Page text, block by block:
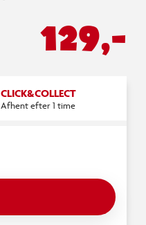
129,-
CLICK&COLLECT
Afhent efter 1 time